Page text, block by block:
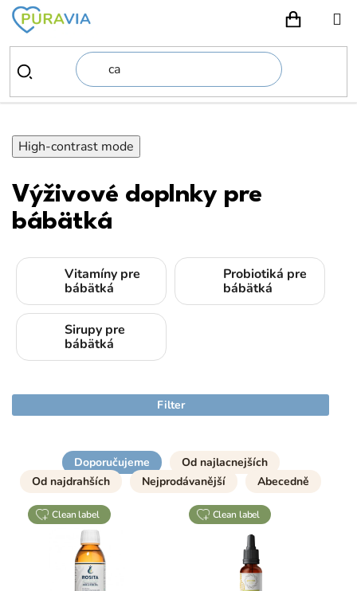
Prejsť
obsah
High-contrast mode
Výživové doplnky pre
bábätká
Vitamíny pre
bábätká
Probiotiká pre
bábätká
Sirupy pre
bábätká
Filter
Doporučujeme
Od najlacnejších
Od najdrahších
Nejprodávanější Abecedně
clean label clean label